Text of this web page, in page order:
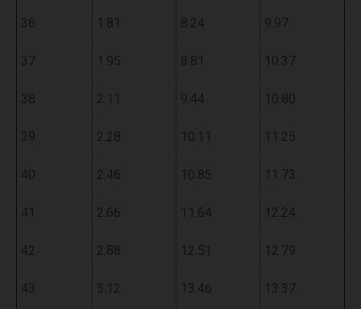
36 1.81 8.24 9.97
37 1.95 8.81 10.37
38 2.11 9.44 10.80
39 2.28 10.11 11.25
40 2.46 10.85 11.73
41 2.66 11.64 12.24
42 2.88 12.51 12.79
43 3.12 13.46 13.37